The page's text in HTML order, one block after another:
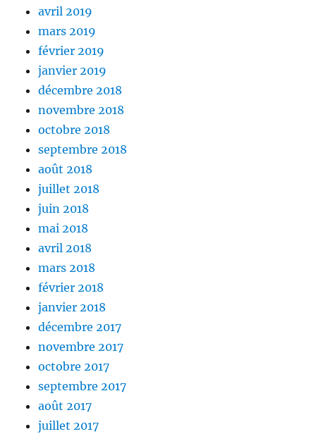
avril 2019
mars 2019
février 2019
janvier 2019
décembre 2018
novembre 2018
octobre 2018
septembre 2018
août 2018
juillet 2018
juin 2018
mai 2018
avril 2018
mars 2018
février 2018
janvier 2018
décembre 2017
novembre 2017
octobre 2017
septembre 2017
août 2017
juillet 2017